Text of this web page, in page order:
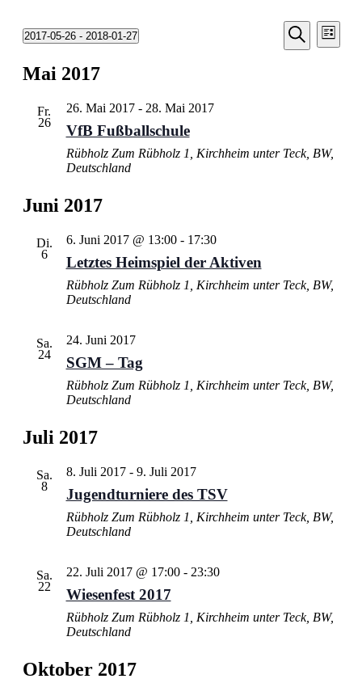
Suche
Suche
Liste
2017-05-26 - 2018-01-27
wählen.
Mai 2017
Fr.
26
26. Mai 2017- 28. Mai 2017
VfB Fußballschule
Rübholz Zum Rübholz 1, Kirchheim unter Teck, BW,
Deutschland
Juni 2017
Di.
6
6. Juni 2017 @ 13:00- 17:30
Letztes Heimspiel der Aktiven
Rübholz Zum Rübholz 1, Kirchheim unter Teck, BW,
Deutschland
Sa.
24
24. Juni 2017
SGM – Tag
Rübholz Zum Rübholz 1, Kirchheim unter Teck, BW,
Deutschland
Juli 2017
Sa.
8
8. Juli 2017- 9. Juli 2017
Jugendturniere des TSV
Rübholz Zum Rübholz 1, Kirchheim unter Teck, BW,
Deutschland
Sa.
22
22. Juli 2017 @ 17:00- 23:30
Wiesenfest 2017
Rübholz Zum Rübholz 1, Kirchheim unter Teck, BW,
Deutschland
Oktober 2017